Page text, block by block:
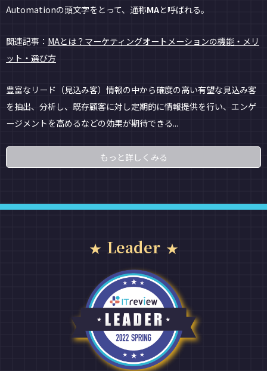
Automationの頭文字をとって、通称MAと呼ばれる。
関連記事： MAとは？マーケティングオートメーションの機能・メリ
ット・選び方
豊富なリード（見込み客）情報の中から確度の高い有望な見込み客
を抽出、分析し、既存顧客に対し定期的に情報提供を行い、エンゲ
ージメントを高めるなどの効果が期待できる...
もっと詳しくみる
Leader